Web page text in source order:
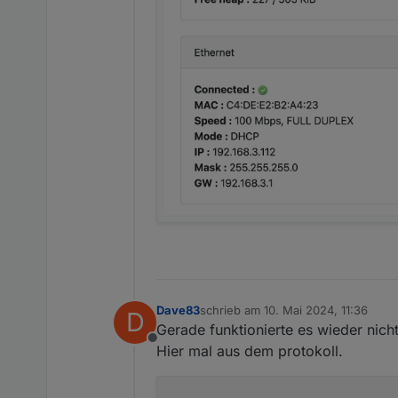
D
Offline
Dave83schrieb am 10. Mai 2024, 11:36
zuletzt editiert von
Gerade funktionierte es wieder
Hier mal aus dem protokoll.